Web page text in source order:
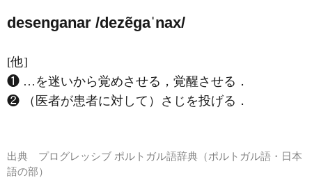
desenganar /dezẽɡaˈnax/
[他]
❶ …を迷いから覚めさせる，覚醒させる．
❷ （医者が患者に対して）さじを投げる．
出典 プログレッシブ ポルトガル語辞典（ポルトガル語・日本
語の部）